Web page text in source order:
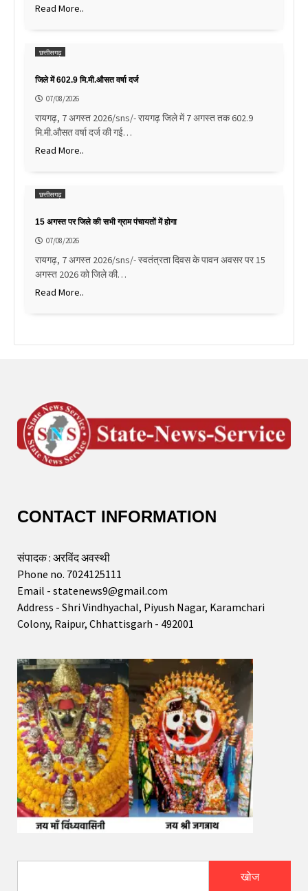
Read More..
छत्तीसगढ़
जिले में 602.9 मि.मी.औसत वर्षा दर्ज
07/08/2026
रायगढ़, 7 अगस्त 2026/sns/- रायगढ़ जिले में 7 अगस्त तक 602.9
मि.मी.औसत वर्षा दर्ज की गई…
Read More..
छत्तीसगढ़
15 अगस्त पर जिले की सभी ग्राम पंचायतों में होगा
07/08/2026
रायगढ़, 7 अगस्त 2026/sns/- स्वतंत्रता दिवस के पावन अवसर पर 15
अगस्त 2026 को जिले की…
Read More..
CONTACT INFORMATION
संपादक : अरविंद अवस्थी
Phone no. 7024125111
Email - statenews9@gmail.com
Address - Shri Vindhyachal, Piyush Nagar, Karamchari
Colony, Raipur, Chhattisgarh - 492001
खोज